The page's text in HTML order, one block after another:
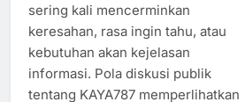
sering kali mencerminkan
keresahan, rasa ingin tahu, atau
kebutuhan akan kejelasan
informasi. Pola diskusi publik
tentang KAYA787 memperlihatkan